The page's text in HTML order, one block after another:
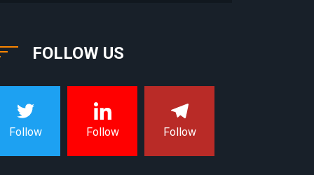
FOLLOW US
Follow Follow Follow